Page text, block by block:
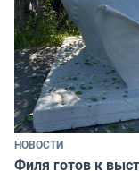
НОВОСТИ
Филя готов к